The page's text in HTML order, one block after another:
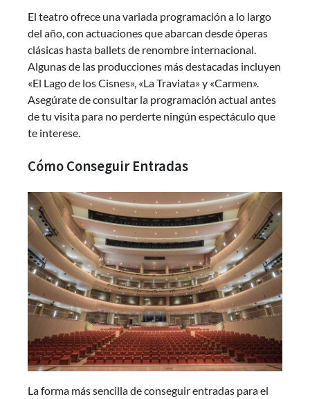
El teatro ofrece una variada programación a lo largo
del año, con actuaciones que abarcan desde óperas
clásicas hasta ballets de renombre internacional.
Algunas de las producciones más destacadas incluyen
«El Lago de los Cisnes», «La Traviata» y «Carmen».
Asegúrate de consultar la programación actual antes
de tu visita para no perderte ningún espectáculo que
te interese.
Cómo Conseguir Entradas
La forma más sencilla de conseguir entradas para el